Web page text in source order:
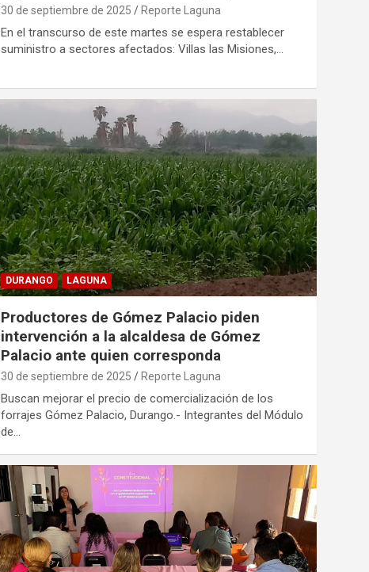
30 de septiembre de 2025 Reporte Laguna
En el transcurso de este martes se espera restablecer
suministro a sectores afectados: Villas las Misiones,…
DURANGO LAGUNA
Productores de Gómez Palacio piden
intervención a la alcaldesa de Gómez
Palacio ante quien corresponda
30 de septiembre de 2025 Reporte Laguna
Buscan mejorar el precio de comercialización de los
forrajes Gómez Palacio, Durango.- Integrantes del Módulo
de…